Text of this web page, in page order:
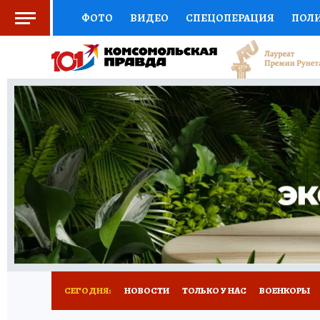
ФОТО ВИДЕО СПЕЦОПЕРАЦИЯ
СОЦПОДДЕРЖКА НАУКА СПОРТ
ВЫБОР ЭКСПЕРТОВ ДОКТОР
КНИЖНАЯ ПОЛКА ПРОГНОЗЫ НА СПОРТ
ПРЕСС-ЦЕНТР НЕДВИЖИМОСТЬ
РАДИО КП РЕКЛАМА ТЕСТЫ НОВОЕ
СЕГОДНЯ: НОВОСТИ ТОЛЬКО У НАС ВОЕНКОРЫ